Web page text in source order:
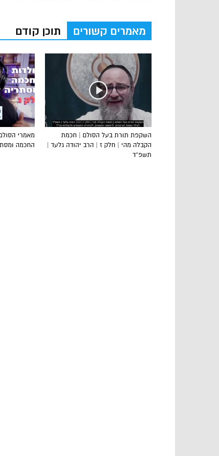
מאמרים קשורים תוכן קודם
מאמרי
החכמה
השקפת תורת בעל הסולם | חכמת
הקבלה מהי | חלק ז | הרב יהודה גלעד |
תשפ”ד